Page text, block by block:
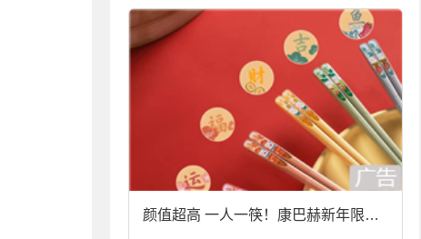
颜值超高 一人一筷！康巴赫新年限定